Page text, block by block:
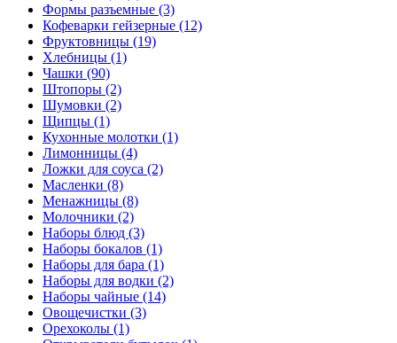
Формы разъемные (3)
Кофеварки гейзерные (12)
Фруктовницы (19)
Хлебницы (1)
Чашки (90)
Штопоры (2)
Шумовки (2)
Щипцы (1)
Кухонные молотки (1)
Лимонницы (4)
Ложки для соуса (2)
Масленки (8)
Менажницы (8)
Молочники (2)
Наборы блюд (3)
Наборы бокалов (1)
Наборы для бара (1)
Наборы для водки (2)
Наборы чайные (14)
Овощечистки (3)
Орехоколы (1)